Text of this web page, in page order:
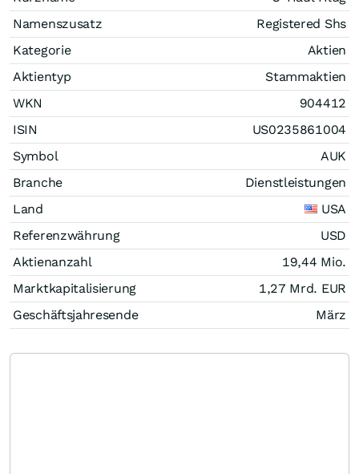
Namenszusatz
Registered Shs
Kategorie
Aktien
Aktientyp
Stammaktien
WKN
904412
ISIN
US0235861004
Symbol
AUK
Branche
Dienstleistungen
Land
USA
Referenzwährung
USD
Aktienanzahl
19,44 Mio.
Marktkapitalisierung
1,27 Mrd. EUR
Geschäftsjahresende
März